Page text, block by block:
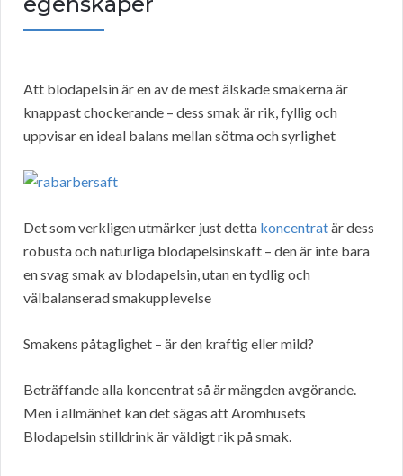
Att blodapelsin är en av de mest älskade smakerna är
knappast chockerande – dess smak är rik, fyllig och
uppvisar en ideal balans mellan sötma och syrlighet
Det som verkligen utmärker just detta koncentratär dess
robusta och naturliga blodapelsinskaft – den är inte bara
en svag smak av blodapelsin, utan en tydlig och
välbalanserad smakupplevelse
Smakens påtaglighet – är den kraftig eller mild?
Beträffande alla koncentrat så är mängden avgörande.
Men i allmänhet kan det sägas att Aromhusets
Blodapelsin stilldrink är väldigt rik på smak.